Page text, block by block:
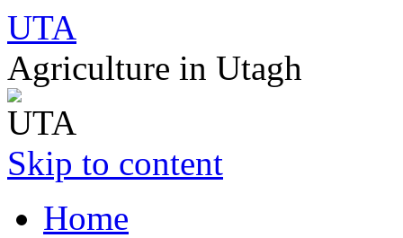
UTA
Agriculture in Utagh
Skip to content
Home